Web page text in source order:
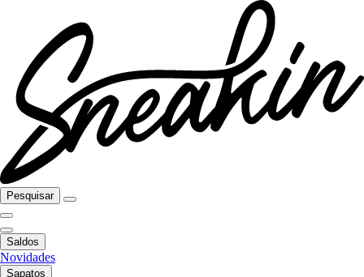
Pesquisar
Saldos
Novidades
Sapatos